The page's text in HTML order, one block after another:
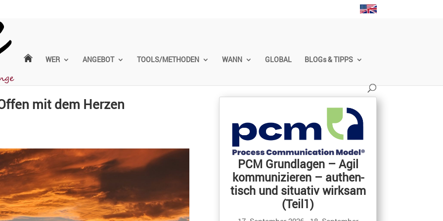
WER ANGEBOT TOOLS/METHODEN WANN GLOBAL BLOGs & TIPPS
mit dem Herzen
kommu­ni­
und
(Teil2)
PCM Grund­lagen
Praxistag – Agil kommu­ni­
zieren – authen­tisch und
situativ wirksam (Teil2)
PCM Grund­lagen – Agil
kommu­ni­zieren – authen­
tisch und situativ wirksam
(Teil1)